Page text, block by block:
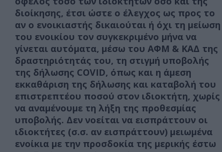
διοίκησης, έτσι ώστε ο έλεγχος ως προς το
αν ο ενοικιαστής δικαιούται ή όχι τη μείωση
του ενοικίου τον συγκεκριμένο μήνα να
γίνεται αυτόματα, μέσω του ΑΦΜ & ΚΑΔ της
δραστηριότητάς του, τη στιγμή υποβολής
της δήλωσης COVID, όπως και η άμεση
εκκαθάριση της δήλωσης και καταβολή του
επιστρεπτέου ποσού στον ιδιοκτήτη, χωρίς
να αναμένουμε τη λήξη της προθεσμίας
υποβολής. Δεν νοείται να εισπράττουν οι
ιδιοκτήτες (σ.σ. αν εισπράττουν) μειωμένα
ενοίκια με την προσδοκία της μερικής έστω